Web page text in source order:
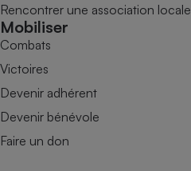
Rencontrer une association locale
Mobiliser
Combats
Victoires
Devenir adhérent
Devenir bénévole
Faire un don